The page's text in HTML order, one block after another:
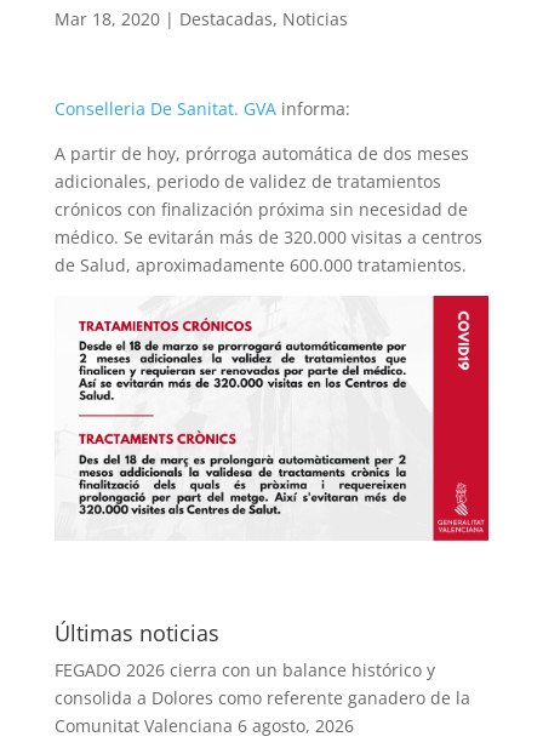
Mar 18, 2020| Destacadas, Noticias
Conselleria De Sanitat. GVAinforma:
A partir de hoy, prórroga automática de dos meses
adicionales, periodo de validez de tratamientos
crónicos con finalización próxima sin necesidad de
médico. Se evitarán más de 320.000 visitas a centros
de Salud, aproximadamente 600.000 tratamientos.
Últimas noticias
FEGADO 2026 cierra con un balance histórico y
consolida a Dolores como referente ganadero de la
Comunitat Valenciana 6 agosto, 2026